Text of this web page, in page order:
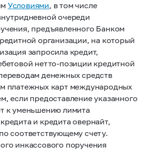
Условиями, в том числе
очереди
предъявленного Банком
организации, на который
запросила кредит,
нетто-позиции кредитной
денежных средств
платежных карт международных
если предоставление указанного
к уменьшению лимита
и кредита овернайт,
соответствующему счету.
инкассового поручения